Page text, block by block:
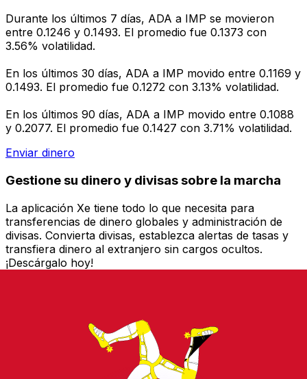
Durante los últimos 7 días, ADA a IMP se movieron
entre 0.1246 y 0.1493. El promedio fue 0.1373 con
3.56% volatilidad.
En los últimos 30 días, ADA a IMP movido entre 0.1169 y
0.1493. El promedio fue 0.1272 con 3.13% volatilidad.
En los últimos 90 días, ADA a IMP movido entre 0.1088
y 0.2077. El promedio fue 0.1427 con 3.71% volatilidad.
Enviar dinero
Gestione su dinero y divisas sobre la marcha
La aplicación Xe tiene todo lo que necesita para
transferencias de dinero globales y administración de
divisas. Convierta divisas, establezca alertas de tasas y
transfiera dinero al extranjero sin cargos ocultos.
¡Descárgalo hoy!